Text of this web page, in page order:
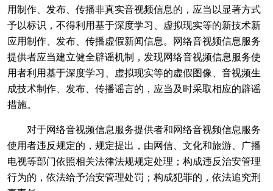
用制作、发布、传播非真实音视频信息的，应当以显著方式
予以标识，不得利用基于深度学习、虚拟现实等的新技术新
应用制作、发布、传播虚假新闻信息。网络音视频信息服务
提供者应当建立健全辟谣机制，发现网络音视频信息服务使
用者利用基于深度学习、虚拟现实等的虚假图像、音视频生
成技术制作、发布、传播谣言的，应当及时采取相应的辟谣
措施。
对于网络音视频信息服务提供者和网络音视频信息服务
使用者违反规定的，规定提出，由网信、文化和旅游、广播
电视等部门依照相关法律法规规定处理；构成违反治安管理
行为的，依法给予治安管理处罚；构成犯罪的，依法追究刑